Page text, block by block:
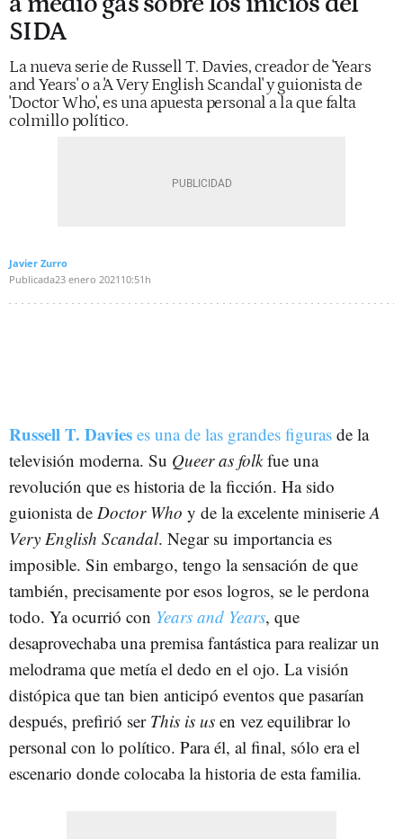
SIDA
La nueva serie de Russell T. Davies, creador de 'Years
and Years' o a 'A Very English Scandal' y guionista de
'Doctor Who', es una apuesta personal a la que falta
colmillo político.
Javier Zurro
Publicada23 enero 2021 10:51h
Russell T. Davies es una de las grandes figuras de la
televisión moderna. Su Queer as folkfue una
revolución que es historia de la ficción. Ha sido
guionista de Doctor Who y de la excelente miniserie A
Very English Scandal. Negar su importancia es
imposible. Sin embargo, tengo la sensación de que
también, precisamente por esos logros, se le perdona
todo. Ya ocurrió con Years and Years, que
desaprovechaba una premisa fantástica para realizar un
melodrama que metía el dedo en el ojo. La visión
distópica que tan bien anticipó eventos que pasarían
después, prefirió ser This is us en vez equilibrar lo
personal con lo político. Para él, al final, sólo era el
escenario donde colocaba la historia de esta familia.